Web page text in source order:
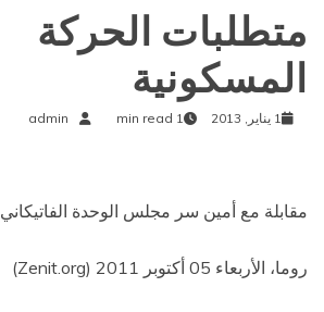
متطلبات الحركة
المسكونية
1 يناير, 2013 1 min read
admin
مقابلة مع أمين سر مجلس الوحدة الفاتيكاني
روما، الأربعاء 05 أكتوبر 2011 (Zenit.org)